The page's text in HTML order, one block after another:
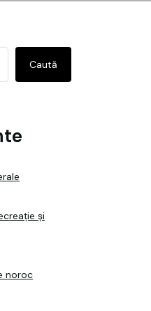
Caută
și
noroc